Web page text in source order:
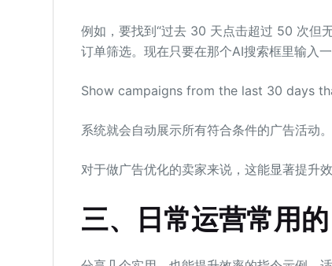
例如，要找到“过去 30 天点击超过 50 次但
订单筛选。现在只要在那个AI搜索框里输入一
Show campaigns from the last 30 days
系统就会自动展示所有符合条件的广告活动。
对于做广告优化的卖家来说，这能显著提升
三、 日常运营常用